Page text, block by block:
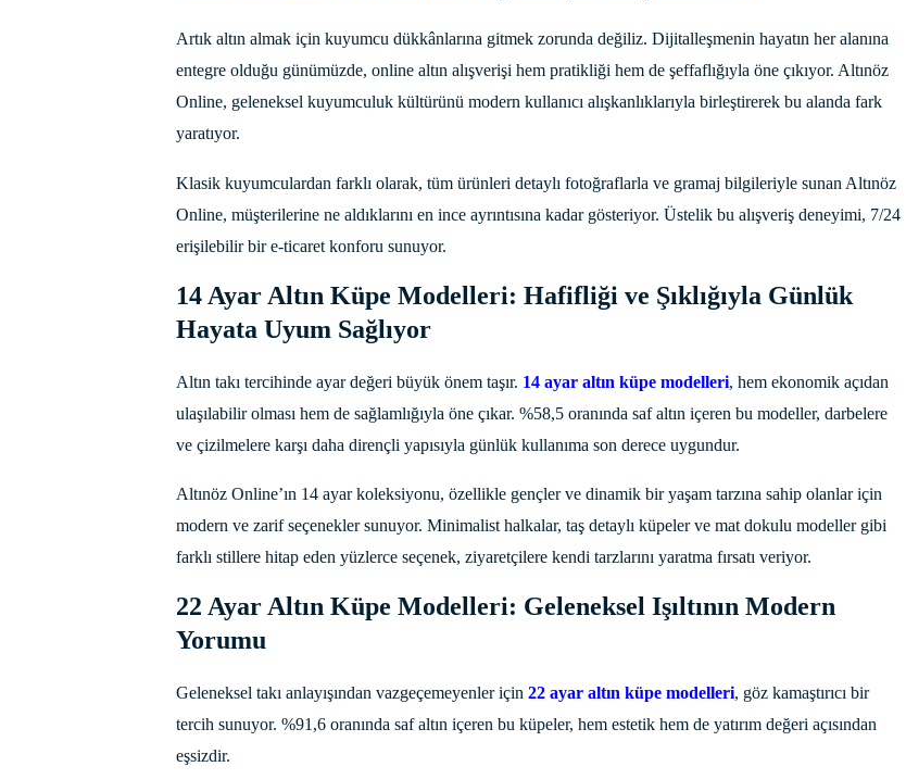
Artık altın almak için kuyumcu dükkânlarına gitmek zorunda değiliz. Dijitalleşmenin hayatın her alanına
entegre olduğu günümüzde, online altın alışverişi hem pratikliği hem de şeffaflığıyla öne çıkıyor. Altınöz
Online, geleneksel kuyumculuk kültürünü modern kullanıcı alışkanlıklarıyla birleştirerek bu alanda fark
yaratıyor.
Klasik kuyumculardan farklı olarak, tüm ürünleri detaylı fotoğraflarla ve gramaj bilgileriyle sunan Altınöz
Online, müşterilerine ne aldıklarını en ince ayrıntısına kadar gösteriyor. Üstelik bu alışveriş deneyimi, 7/24
erişilebilir bir e-ticaret konforu sunuyor.
14 Ayar Altın Küpe Modelleri: Hafifliği ve Şıklığıyla Günlük
Hayata Uyum Sağlıyor
Altın takı tercihinde ayar değeri büyük önem taşır. 14 ayar altın küpe modelleri, hem ekonomik açıdan
ulaşılabilir olması hem de sağlamlığıyla öne çıkar. %58,5 oranında saf altın içeren bu modeller, darbelere
ve çizilmelere karşı daha dirençli yapısıyla günlük kullanıma son derece uygundur.
Altınöz Online’ın 14 ayar koleksiyonu, özellikle gençler ve dinamik bir yaşam tarzına sahip olanlar için
modern ve zarif seçenekler sunuyor. Minimalist halkalar, taş detaylı küpeler ve mat dokulu modeller gibi
farklı stillere hitap eden yüzlerce seçenek, ziyaretçilere kendi tarzlarını yaratma fırsatı veriyor.
22 Ayar Altın Küpe Modelleri: Geleneksel Işıltının Modern
Yorumu
Geleneksel takı anlayışından vazgeçemeyenler için 22 ayar altın küpe modelleri, göz kamaştırıcı bir
tercih sunuyor. %91,6 oranında saf altın içeren bu küpeler, hem estetik hem de yatırım değeri açısından
eşsizdir.